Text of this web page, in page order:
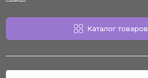
Каталог товаров